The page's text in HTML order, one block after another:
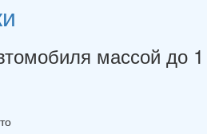
массой до 1